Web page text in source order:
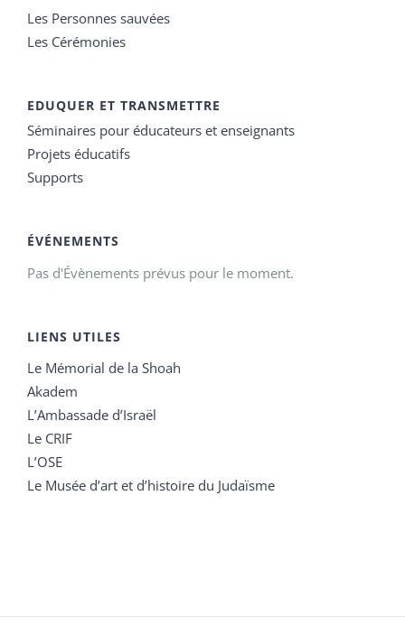
Les Personnes sauvées
Les Cérémonies
EDUQUER ET TRANSMETTRE
Séminaires pour éducateurs et enseignants
Projets éducatifs
Supports
ÉVÉNEMENTS
Pas d'Évènements prévus pour le moment.
LIENS UTILES
Le Mémorial de la Shoah
Akadem
L’Ambassade d’Israël
Le CRIF
L’OSE
Le Musée d’art et d’histoire du Judaïsme